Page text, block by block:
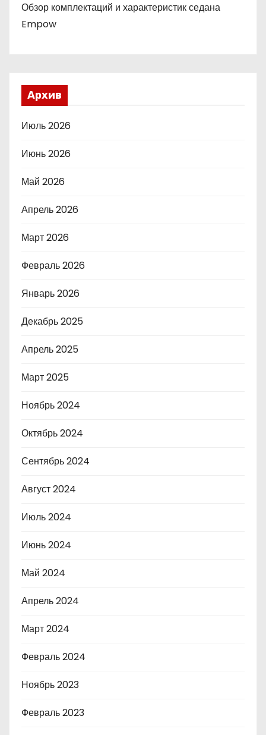
Обзор комплектаций и характеристик седана
Empow
Архив
Июль 2026
Июнь 2026
Май 2026
Апрель 2026
Март 2026
Февраль 2026
Январь 2026
Декабрь 2025
Апрель 2025
Март 2025
Ноябрь 2024
Октябрь 2024
Сентябрь 2024
Август 2024
Июль 2024
Июнь 2024
Май 2024
Апрель 2024
Март 2024
Февраль 2024
Ноябрь 2023
Февраль 2023